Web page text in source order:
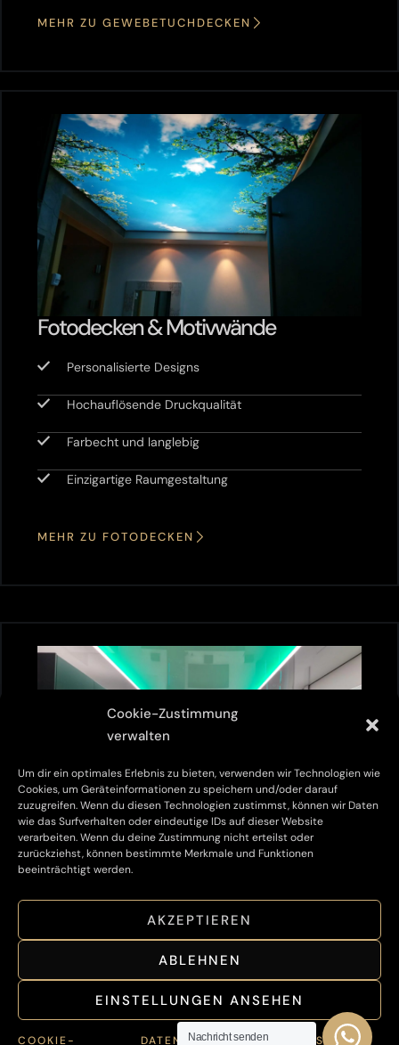
Cookie-Zustimmung
verwalten
Um dir ein optimales Erlebnis zu bieten, verwenden wir Technologien wie
Cookies, um Geräteinformationen zu speichern und/oder darauf
zuzugreifen. Wenn du diesen Technologien zustimmst, können wir Daten
wie das Surfverhalten oder eindeutige IDs auf dieser Website
verarbeiten. Wenn du deine Zustimmung nicht erteilst oder
zurückziehst, können bestimmte Merkmale und Funktionen
beeinträchtigt werden.
AKZEPTIEREN
ABLEHNEN
EINSTELLUNGEN ANSEHEN
COOKIE- DATENSCHUTZ – IMPRESSUM –
MEHR ZU GEWEBETUCHDECKEN
Fotodecken & Motivwände
Personalisierte Designs
Hochauflösende Druckqualität
Farbecht und langlebig
Einzigartige Raumgestaltung
MEHR ZU FOTODECKEN
Lichtspanndecken
Indirekte & direkte Beleuchtung
Stimmungsvolles Ambiente
Nachricht senden